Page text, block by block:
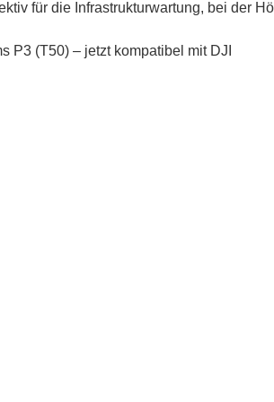
für die Infrastrukturwartung, bei der